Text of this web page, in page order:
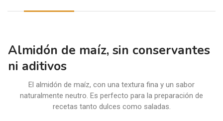
Almidón de maíz, sin conservantes
ni aditivos
El almidón de maíz, con una textura fina y un sabor
naturalmente neutro. Es perfecto para la preparación de
recetas tanto dulces como saladas.